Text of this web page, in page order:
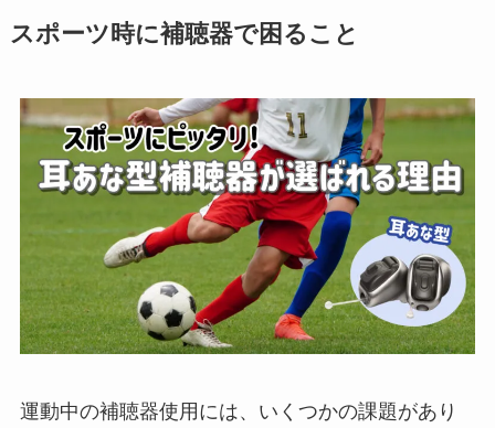
スポーツ時に補聴器で困ること
運動中の補聴器使用には、いくつかの課題があり